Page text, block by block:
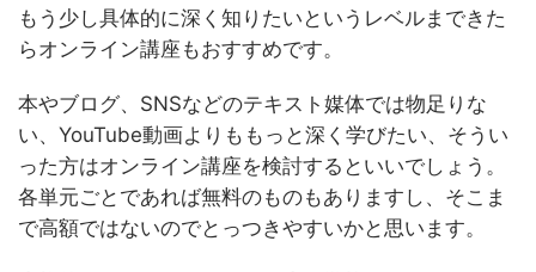
もう少し具体的に深く知りたいというレベルまできた
らオンライン講座もおすすめです。
本やブログ、SNSなどのテキスト媒体では物足りな
い、YouTube動画よりももっと深く学びたい、そうい
った方はオンライン講座を検討するといいでしょう。
各単元ごとであれば無料のものもありますし、そこま
で高額ではないのでとっつきやすいかと思います。